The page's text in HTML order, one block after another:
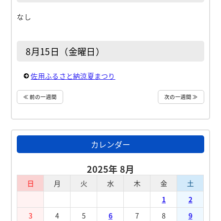
なし
8月15日（金曜日）
佐用ふるさと納涼夏まつり
≪ 前の一週間 次の一週間 ≫
カレンダー
2025年 8月
日 月 火 水 木 金
土
1
2
3
4 5 6 7 8
9